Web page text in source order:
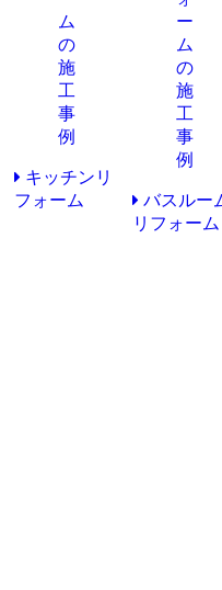
キッチンリ
フォーム
バスルー
リフォーム